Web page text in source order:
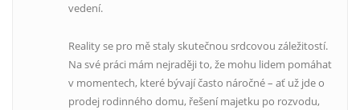
vedení.
Reality se pro mě staly skutečnou srdcovou záležitostí.
Na své práci mám nejraději to, že mohu lidem pomáhat
v momentech, které bývají často náročné – ať už jde o
prodej rodinného domu, řešení majetku po rozvodu,